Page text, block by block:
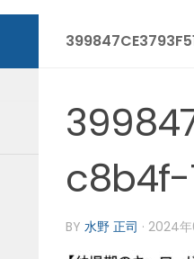
c8b4f-
BY 水野 正司 · 2024